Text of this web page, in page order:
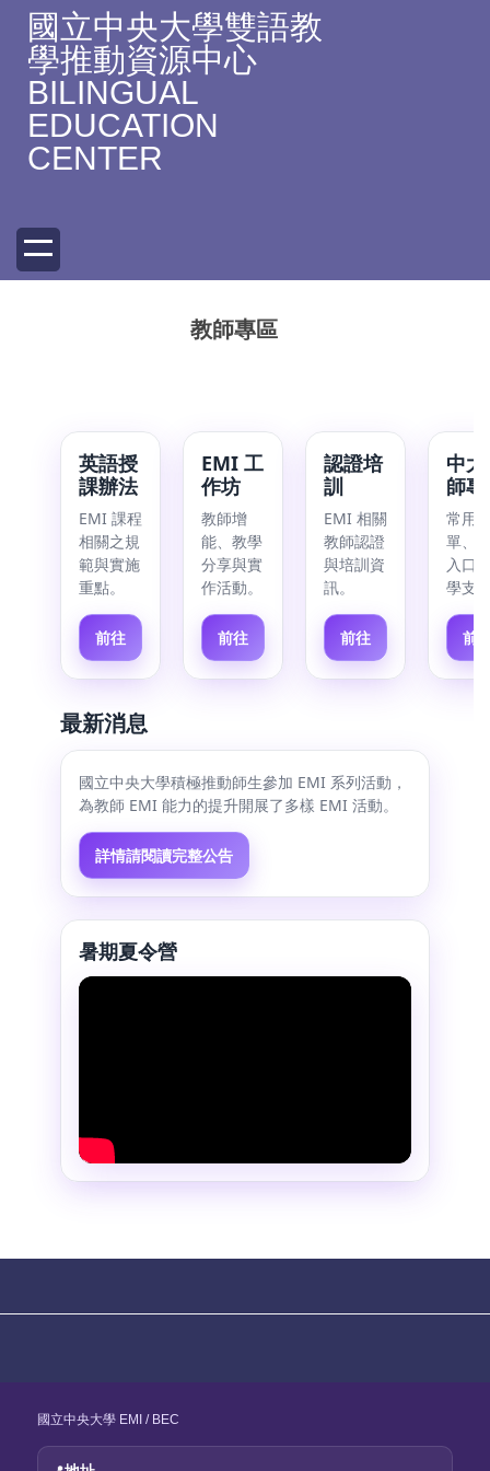
國立中央大學雙語教
學推動資源中心
BILINGUAL
EDUCATION
CENTER
教師專區
英語授
課辦法
EMI 課程
相關之規
範與實施
重點。
前往
EMI 工
作坊
教師增
能、教學
分享與實
作活動。
前往
認證培
訓
EMI 相關
教師認證
與培訓資
訊。
前往
中
師
常用
單、
入口
學支
前
最新消息
國立中央大學積極推動師生參加 EMI 系列活動，
為教師 EMI 能力的提升開展了多樣 EMI 活動。
詳情請閱讀完整公告
暑期夏令營
國立中央大學 EMI / BEC